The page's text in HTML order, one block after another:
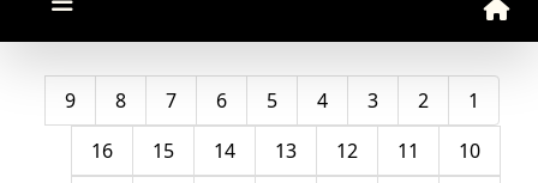
1
2
3
4
5
6
7
8
9
10
11
12
13
14
15
16